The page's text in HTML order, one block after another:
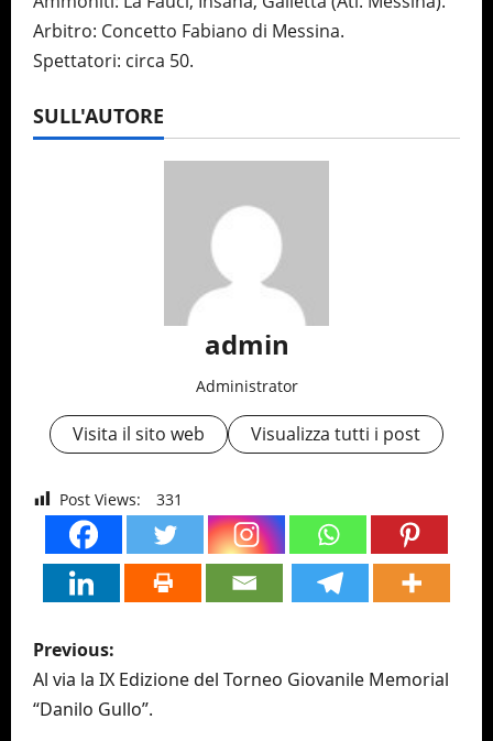
Arbitro: Concetto Fabiano di Messina.
Spettatori: circa 50.
SULL'AUTORE
admin
Administrator
Visita il sito web Visualizza tutti i post
Post Views: 331
P
o
Previous:
Al via la IX Edizione del Torneo Giovanile Memorial
“Danilo Gullo”.